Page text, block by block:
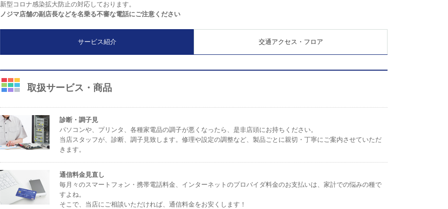
新型コロナ感染拡大防止の対応しております。
ノジマ店舗の副店長などを名乗る不審な電話にご注意ください
サービス紹介 交通アクセス・フロア
取扱サービス・商品
診断・調子見
パソコンや、プリンタ、各種家電品の調子が悪くなったら、是非店頭にお持ちください。
当店スタッフが、診断、調子見致します。修理や設定の調整など、製品ごとに親切・丁寧にご案内させていただ
きます。
通信料金見直し
毎月々のスマートフォン・携帯電話料金、インターネットのプロバイダ料金のお支払いは、家計での悩みの種で
すよね。
そこで、当店にご相談いただければ、通信料金をお安くします！